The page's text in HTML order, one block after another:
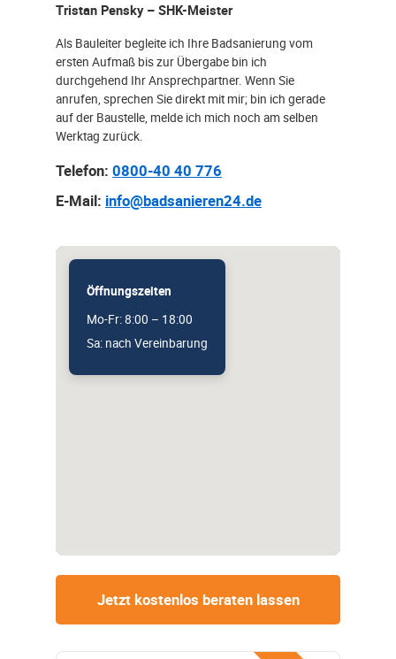
Tristan Pensky – SHK-Meister
Als Bauleiter begleite ich Ihre Badsanierung vom
ersten Aufmaß bis zur Übergabe bin ich
durchgehend Ihr Ansprechpartner. Wenn Sie
anrufen, sprechen Sie direkt mit mir; bin ich gerade
auf der Baustelle, melde ich mich noch am selben
Werktag zurück.
Telefon: 0800-40 40 776
E-Mail: info@badsanieren24.de
Öffnungszeiten
Mo-Fr: 8:00 – 18:00
Sa: nach Vereinbarung
Jetzt kostenlos beraten lassen